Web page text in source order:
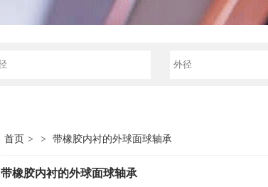
首页 > > 带橡胶内衬的外球面球轴承
带橡胶内衬的外球面球轴承